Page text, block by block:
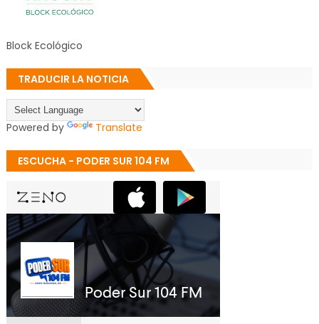
Block Ecológico
TRADUCIR LA NOTICIA
Powered by Translate
ESCUCHA - PODER SUR 104 FM